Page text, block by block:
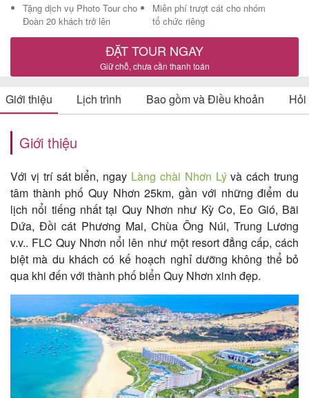
Tin
lịch
Về
Quy
Tourist
Tặng dịch vụ Photo Tour cho
Đoàn 20 khách trở lên
Miễn phí trượt cát cho nhóm
tổ chức riêng
ĐẶT TOUR NGAY
Giữ chỗ, chưa cần thanh toán
Giới thiệu Lịch trình Bao gồm và Điều khoản
Giới thiệu
Với vị trí sát biển, ngay Làng chài Nhơn Lývà cách trung
tâm thành phố Quy Nhơn 25km, gần với những điểm du
lịch nổi tiếng nhất tại Quy Nhơn như Kỳ Co, Eo Gió, Bãi
Dứa, Đồi cát Phương Mai, Chùa Ông Núi, Trung Lương
v.v.. FLC Quy Nhơn nổi lên như một resort đẳng cấp, cách
biệt mà du khách có kế hoạch nghỉ dưỡng không thể bỏ
qua khi đến với thành phố biển Quy Nhơn xinh đẹp.